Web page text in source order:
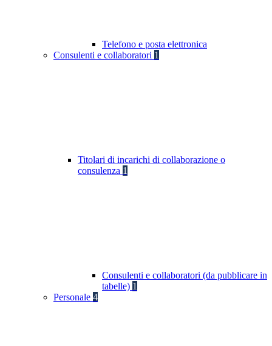
Telefono e posta elettronica
Consulenti e collaboratori 1
Titolari di incarichi di collaborazione o
consulenza 1
Consulenti e collaboratori (da pubblicare in
tabelle) 1
Personale 4